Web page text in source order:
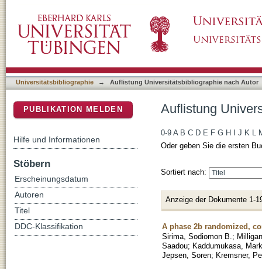
Universitätsbibliographie → Auflistung Universitätsbibliographie nach Autor
Auflistung
0-9 A B C D E F G H J K L
Oder geben Sie die ersten
Sortiert nach:
Anzeige der Dokumente 1-
A phase 2b randomized,
Sirima, Sodiomon B. ;
Saadou; Kaddumukasa, Mark
Jepsen, Soren; Kremsner,
PUBLIKATION MELDEN
Hilfe und Informationen
Stöbern
Erscheinungsdatum
Autoren
Titel
DDC-Klassifikation